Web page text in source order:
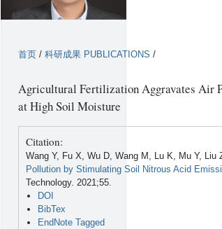
首页 / 科研成果 PUBLICATIONS /
Agricultural Fertilization Aggravates Air
at High Soil Moisture
Citation:
Wang Y, Fu X, Wu D, Wang M, Lu K, Mu Y, Liu
Pollution by Stimulating Soil Nitrous Acid
Technology. 2021;55.
DOI
BibTex
EndNote Tagged